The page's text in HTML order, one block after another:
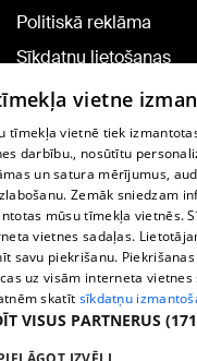
Politiskā reklāma
Sīkdatņu lietošanas
noteikumi
Komentāru
TV programma
Līguma noteikumi
360 Ziņu kontakti
Helio Media
Portāla palīdzības
vietne
tīmekļa vietnē tiek
darbību., nosūtītu
un satura mērījumus,
Zemāk sniedzam
mūsu tīmekļa vietnēs.
vietnes sadaļas.
savu piekrišanu.
uz visām interneta
skatīt sīkdatņu
VISUS PARTNERUS